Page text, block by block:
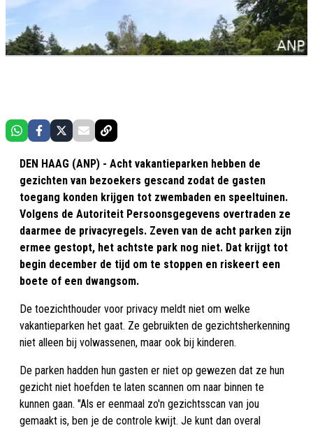
DEN HAAG (ANP) - Acht vakantieparken hebben de
gezichten van bezoekers gescand zodat de gasten
toegang konden krijgen tot zwembaden en speeltuinen.
Volgens de Autoriteit Persoonsgegevens overtraden ze
daarmee de privacyregels. Zeven van de acht parken zijn
ermee gestopt, het achtste park nog niet. Dat krijgt tot
begin december de tijd om te stoppen en riskeert een
boete of een dwangsom.
De toezichthouder voor privacy meldt niet om welke
vakantieparken het gaat. Ze gebruikten de gezichtsherkenning
niet alleen bij volwassenen, maar ook bij kinderen.
De parken hadden hun gasten er niet op gewezen dat ze hun
gezicht niet hoefden te laten scannen om naar binnen te
kunnen gaan. "Als er eenmaal zo'n gezichtsscan van jou
gemaakt is, ben je de controle kwijt. Je kunt dan overal